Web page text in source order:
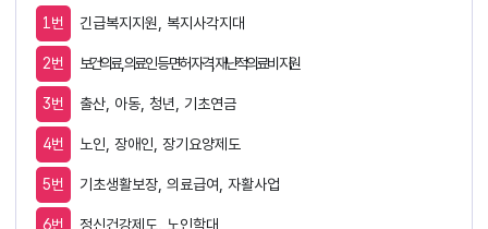
1번 긴급복지지원, 복지사각지대
2번 보건의료, 의료인 등 면허 자격, 재난적의료비 지원
3번 출산, 아동, 청년, 기초연금
4번 노인, 장애인, 장기요양제도
5번 기초생활보장, 의료급여, 자활사업
6번 정신건강제도, 노인학대